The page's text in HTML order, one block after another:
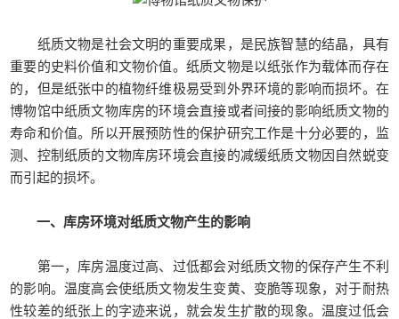
纸质文物是社会文明的重要成果，是民族智慧的结晶，具有
重要的史料价值和文物价值。纸质文物是以纸张作为载体而存在
的，但是纸张中的植物纤维极易受到外界环境的影响而损坏。在
博物馆中纸质文物库房的环境会直接或者间接的影响纸质文物的
寿命和价值。所以开展预防性的保护研究工作是十分必要的，监
测、控制纸质的文物库房环境会直接的减缓纸质文物因自然蜕变
而引起的损坏。
一、库房环境对纸质文物产生的影响
第一，库房温度过高、过低都会对纸质文物的保存产生不利
的影响。温度高会使纸质文物发生变黄、变脆等现象，对于耐热
性较差的纸张上的字迹来说，就会发生扩散的现象。温度过低会